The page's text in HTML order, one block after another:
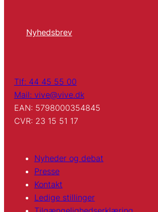
Nyhedsbrev
Tlf: 44 45 55 00
Mail: vive@vive.dk
EAN: 5798000354845
CVR: 23 15 51 17
Nyheder og debat
Presse
Kontakt
Ledige stillinger